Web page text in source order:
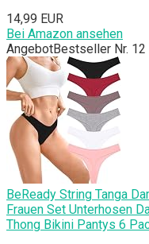
14,99 EUR
Bei Amazon ansehen
AngebotBestseller Nr. 12
BeReady String Tanga
Frauen Set Unterhosen
Thong Bikini Pantys 6